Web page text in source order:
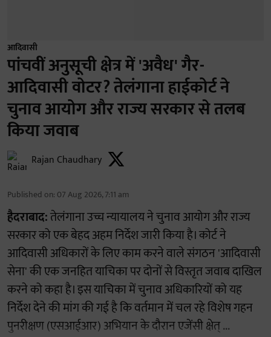
आदिवासी
पांचवीं अनुसूची क्षेत्र में 'अवैध' गैर-
आदिवासी वोटर? तेलंगाना हाईकोर्ट ने
चुनाव आयोग और राज्य सरकार से तलब
किया जवाब
Rajan Chaudhary
Published on: 07 Aug 2026, 7:11 am
हैदराबाद:तेलंगाना उच्च न्यायालय ने चुनाव आयोग और राज्य
सरकार को एक बेहद अहम निर्देश जारी किया है। कोर्ट ने
आदिवासी अधिकारों के लिए काम करने वाले संगठन 'आदिवासी
सेना' की एक जनहित याचिका पर दोनों से विस्तृत जवाब दाखिल
करने को कहा है। इस याचिका में चुनाव अधिकारियों को यह
निर्देश देने की मांग की गई है कि वर्तमान में चल रहे विशेष गहन
पुनरीक्षण (एसआईआर) अभियान के दौरान एजेंसी क्षेत् ...